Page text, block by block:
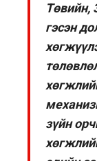
Төвийн,
гэсэн
зүйн